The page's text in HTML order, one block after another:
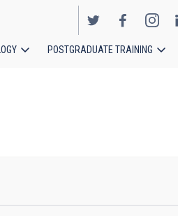
POSTGRADUATE TRAINING